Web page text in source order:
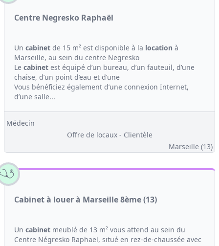
Centre Negresko Raphaël
Un cabinet de 15 m² est disponible à la location à
Marseille, au sein du centre Negresko
Le cabinet est équipé d’un bureau, d’un fauteuil, d’une
chaise, d’un point d’eau et d’une
Vous bénéficiez également d’une connexion Internet,
d’une salle...
Médecin
Offre de locaux - Clientèle
Marseille (13)
Cabinet à louer à Marseille 8ème (13)
Un cabinet meublé de 13 m² vous attend au sein du
Centre Négresko Raphaël, situé en rez-de-chaussée avec